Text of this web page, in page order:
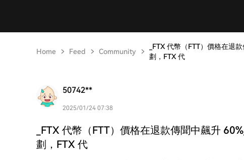
Home Feed Community
_FTX 代幣（FTT）價格在退
劃，FTX 代
50742**
2025/01/24 07:38
_FTX 代幣（FTT）價格在退款傳聞中飆升
劃，FTX 代